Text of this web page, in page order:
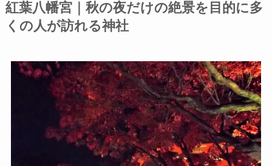
紅葉八幡宮｜ 秋の夜だけの絶景を目的に多
くの人が訪れる神社